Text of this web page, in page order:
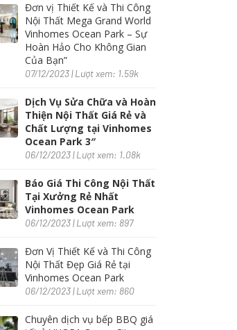
Đơn vị Thiết Kế và Thi Công
Nội Thất Mega Grand World
Vinhomes Ocean Park – Sự
Hoàn Hảo Cho Không Gian
Của Bạn”
07/12/2023 | Lượt xem: 1.59k
Dịch Vụ Sửa Chữa và Hoàn
Thiện Nội Thất Giá Rẻ và
Chất Lượng tại Vinhomes
Ocean Park 3″
06/12/2023 | Lượt xem: 1.08k
Báo Giá Thi Công Nội Thất
Tại Xưởng Rẻ Nhất
Vinhomes Ocean Park
06/12/2023 | Lượt xem: 897
Đơn Vị Thiết Kế và Thi Công
Nội Thất Đẹp Giá Rẻ tại
Vinhomes Ocean Park
06/12/2023 | Lượt xem: 860
Chuyên dịch vụ bếp BBQ giá